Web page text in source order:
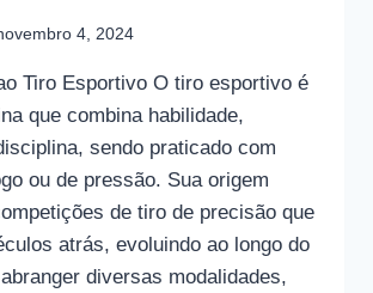
4, 2024
Tiro Esportivo O tiro esportivo é
que combina habilidade,
sendo praticado com
ou de pressão. Sua origem
de tiro de precisão que
atrás, evoluindo ao longo do
diversas modalidades,